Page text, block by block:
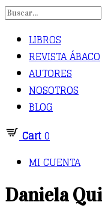
LIBROS
REVISTA ÁBACO
AUTORES
NOSOTROS
BLOG
Cart0
MI CUENTA
Daniela